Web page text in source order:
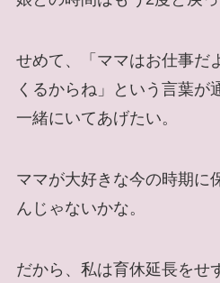
せめて、「ママはお仕事だ
くるからね」という言葉が
一緒にいてあげたい。
ママが大好きな今の時期に
んじゃないかな。
だから、私は育休延長をせ